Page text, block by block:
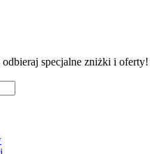
odbieraj specjalne zniżki i oferty!